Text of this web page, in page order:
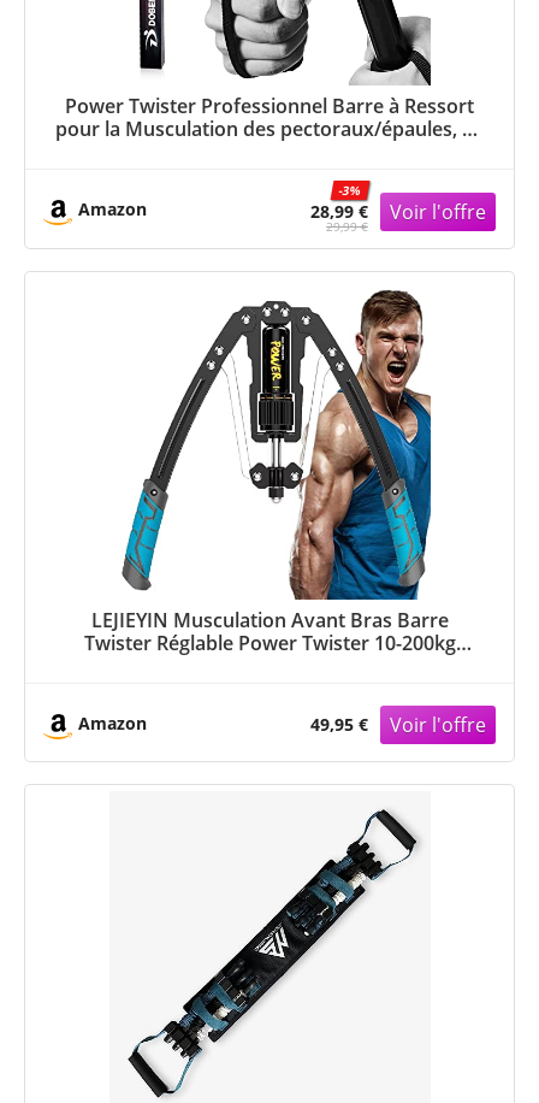
Power Twister Professionnel Barre à Ressort
pour la Musculation des pectoraux/épaules, 20
Musculation, Appareils Bras - Noir - 20kg
Amazon 28,99 €
-3%
29,99 €
LEJIEYIN Musculation Avant Bras Barre
Twister Réglable Power Twister 10-200kg
Corps, de la Poitrine, des épaules
Amazon 49,95 €